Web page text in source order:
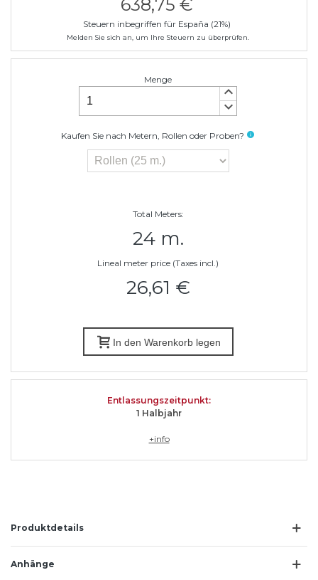
638,75 €
Steuern inbegriffen für España (21%)
Melden Sie sich an, um Ihre Steuern zu überprüfen.
Menge
keyboard_arrow_up
keyboard_arrow_down
Kaufen Sie nach Metern, Rollen oder Proben? info
Total Meters:
24 m.
Lineal meter price (Taxes incl.)
26,61 €
In den Warenkorb legen
Entlassungszeitpunkt:
1 Halbjahr
+info
Produktdetails
Anhänge